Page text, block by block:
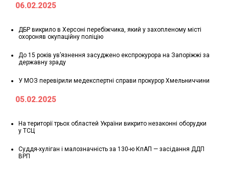
06.02.2025
ДБР викрило в Херсоні перебіжчика, який у захопленому місті
охороняв окупаційну поліцію
До 15 років ув’язнення засуджено експрокурора на Запоріжжі за
державну зраду
У МОЗ перевірили медекспертні справи прокурор Хмельниччини
05.02.2025
На території трьох областей України викрито незаконні оборудки
у ТСЦ
Суддя-хуліган і малозначність за 130-ю КпАП — засідання ДДП
ВРП